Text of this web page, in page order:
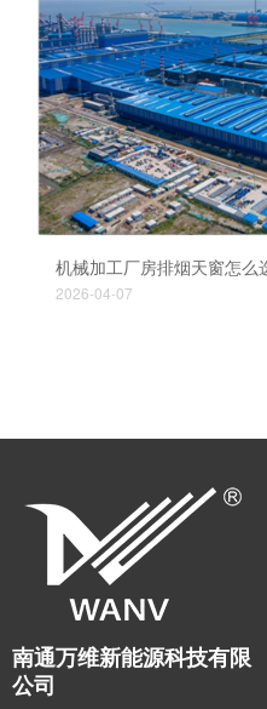
机械加工厂房排烟天窗怎么
2026-04-07
南通万维新能源科技有限
公司